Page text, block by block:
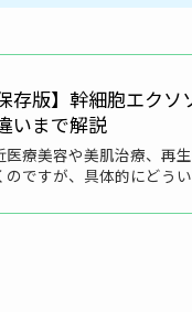
保存版】幹細胞エク
いまで解説
医療美容や美肌治療、再
のですが、具体的にどう